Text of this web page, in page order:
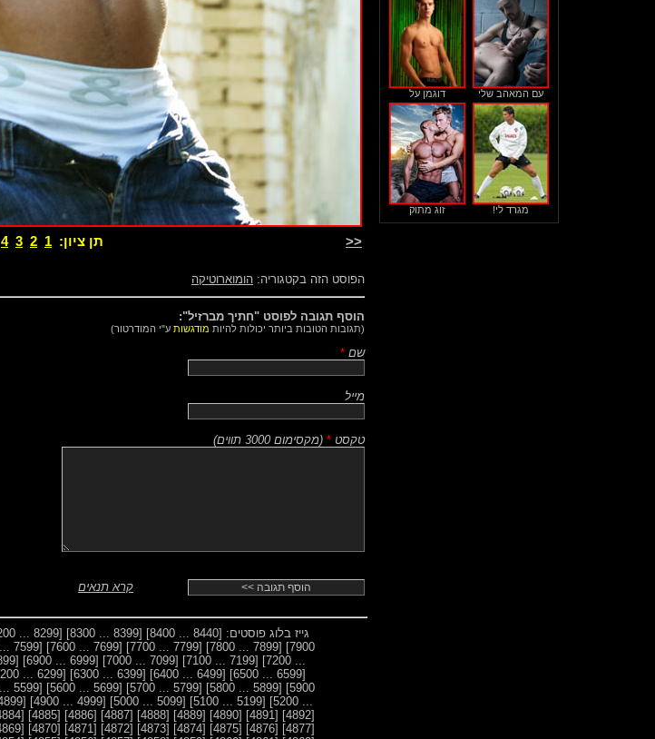
עם המאהב שלי דוגמן על
מגרד לי! זוג מתוק
<< תן ציון: 1
2
3
4
הפוסט הזה בקטגוריה: הומוארוטיקה
הוסף תגובה לפוסט "חתיך מברזיל":
(תגובות הטובות ביותר יכולות להיות מודגשות ע"י המודרטור)
שם *
מייל
טקסט *
(מקסימום 3000 תווים )
קרא תנאים
גייז בלוג פוסטים: [8440 ... 8400]
[8399 ... 8300]
[8299 ... 8200]
7900]
[7899 ... 7800]
[7799 ... 7700]
[7699 ... 7600]
[7599 ... 7500]
... 7200]
[7199 ... 7100]
[7099 ... 7000]
[6999 ... 6900]
[6899 ... 6800]
[6599 ... 6500]
[6499 ... 6400]
[6399 ... 6300]
[6299 ... 6200]
5900]
[5899 ... 5800]
[5799 ... 5700]
[5699 ... 5600]
[5599 ... 5500]
... 5200]
[5199 ... 5100]
[5099 ... 5000]
[4999 ... 4900]
[4899]
[4892]
[4891]
[4890]
[4889]
[4888]
[4887]
[4886]
[4885]
[4884]
[4877]
[4876]
[4875]
[4874]
[4873]
[4872]
[4871]
[4870]
[4869]